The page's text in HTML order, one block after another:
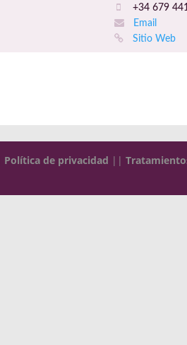
+34 679
Email
Sitio Web
Política de privacidad ||